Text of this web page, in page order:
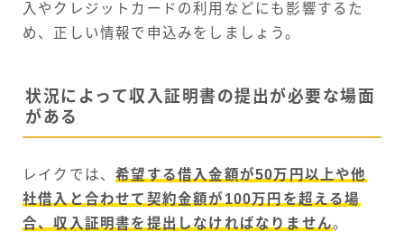
入やクレジットカードの利用などにも影響するた
め、正しい情報で申込みをしましょう。
状況によって収入証明書の提出が必要な場面
がある
レイクでは、希望する借入金額が50万円以上や他
社借入と合わせて契約金額が100万円を超える場
合、収入証明書を提出しなければなりません。